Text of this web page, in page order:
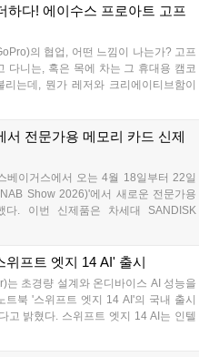
모리 교체 없이 AM5 플랫폼에서 강력
다....
하다! 에이수스 프로아트 고프
의 협업, 어떤 느낌이 나는가? 고프
다니는, 혹은 목에 차는 그 휴대용 캠코
는데, 뭔가 레저와 크리에이티브함이
감성이 물씬 풍기는데, 에이수스의 프
디션(ProArt GoPro Edition) PX13'를 선
서 전문가용 메모리 카드 신제
베이거스에서 오는 4월 18일부터 22일
Show 2026)'에서 새로운 전문가용
다. 이번 신제품은 차세대 SANDISK
B 카드와 함께, 최대 2TB의 대용량
상도 영상 제작 환경에 최적화된 성능
프트 엣지 14 AI' 출시
는 초경량 설계와 온디바이스 AI 성능을
북 '스위프트 엣지 14 AI'의 국내 출시
고 밝혔다. 스위프트 엣지 14 AI는 인텔
Lake, 팬서레이크) 프로세서를 탑